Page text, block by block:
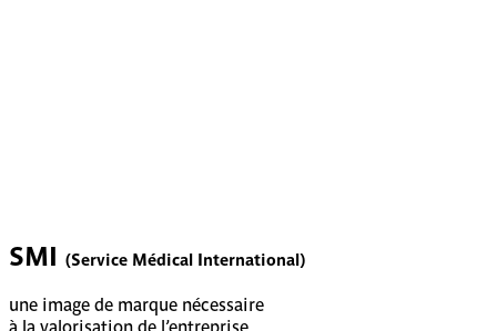
SMI (Service Médical International)
une image de marque nécessaire
à la valorisation de l’entreprise